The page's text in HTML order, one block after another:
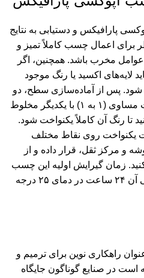
پارافیکس و دستیابی به نتایج
برای اعمال چسب کاملاً تمیز و
مخرب باشد. همچنین، اگر
اکسید یا رنگ موجود
شود. پس از آماده‌سازی سطح، دو
جزء چسب (A و B) را به نسبت مساوی (۱ به ۱) با یکدیگر مخلوط
هم بزنید تا رنگ آن کاملاً یکنواخت شود.
روی نقاط مختلف
و مرکز ثقل، قرار داده و از
زمان گیرایش اولیه این چسب
۴۵ دقیقه و زمان گیرایش نهایی آن ۲۴ ساعت در دمای ۲۵ درجه
راهکاری نوین برای ترمیم و
است در صنایع گوناگون جایگاه